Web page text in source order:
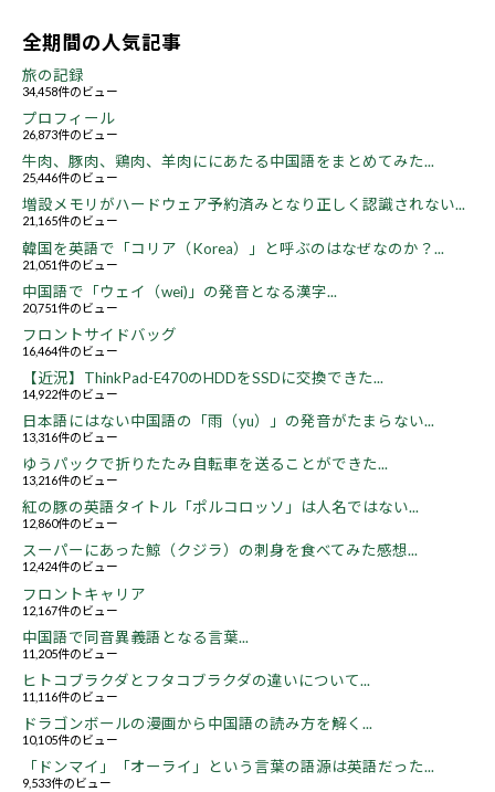
全期間の人気記事
旅の記録
34,458件のビュー
プロフィール
26,873件のビュー
牛肉、豚肉、鶏肉、羊肉ににあたる中国語をまとめてみた...
25,446件のビュー
増設メモリがハードウェア予約済みとなり正しく認識されない...
21,165件のビュー
韓国を英語で「コリア（Korea）」と呼ぶのはなぜなのか？...
21,051件のビュー
中国語で「ウェイ（wei)」の発音となる漢字...
20,751件のビュー
フロントサイドバッグ
16,464件のビュー
【近況】ThinkPad-E470のHDDをSSDに交換できた...
14,922件のビュー
日本語にはない中国語の「雨（yu）」の発音がたまらない...
13,316件のビュー
ゆうパックで折りたたみ自転車を送ることができた...
13,216件のビュー
紅の豚の英語タイトル「ポルコロッソ」は人名ではない...
12,860件のビュー
スーパーにあった鯨（クジラ）の刺身を食べてみた感想...
12,424件のビュー
フロントキャリア
12,167件のビュー
中国語で同音異義語となる言葉...
11,205件のビュー
ヒトコブラクダとフタコブラクダの違いについて...
11,116件のビュー
ドラゴンボールの漫画から中国語の読み方を解く...
10,105件のビュー
「ドンマイ」「オーライ」という言葉の語源は英語だった...
9,533件のビュー